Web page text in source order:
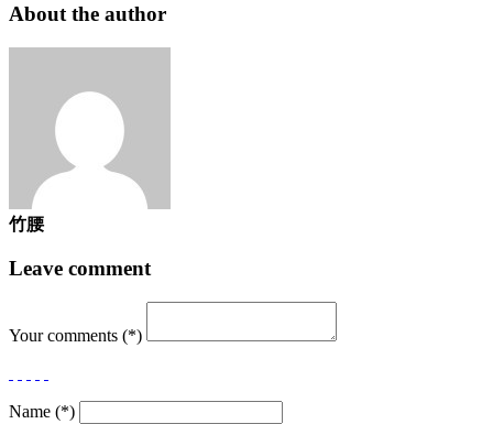
About the author
竹腰
Leave comment
Your comments (*)
Name (*)